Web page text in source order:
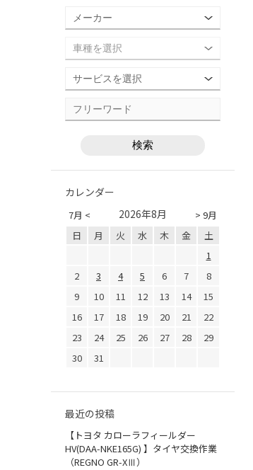
カレンダー
7月 < > 9月
2026年8月
日 月 火 水 木 金
土
1
2
3 4 5 6 7
8
9
10 11 12 13 14
15
16
17 18 19 20 21
22
23
24 25 26 27 28
29
30
31
最近の投稿
【トヨタ カローラフィールダー
HV(DAA-NKE165G) 】タイヤ交換作業
（REGNO GR-XⅢ）